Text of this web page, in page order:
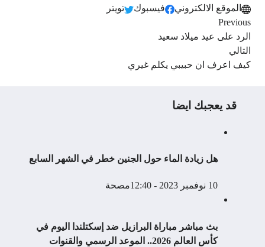
الموقع الالكتروني
فيسبوك
تويتر
Previous
الرد على عيد ميلاد سعيد
التالي
كيف اعرف ان حبيبي يكلم غيري
قد يعجبك ايضا
هل زيادة الماء حول الجنين خطر في الشهر السابع
10 نوفمبر 2023 - 12:40م صحة
بث مباشر مباراة البرازيل ضد إسكتلندا اليوم في
كأس العالم 2026.. الموعد الرسمي والقنوات